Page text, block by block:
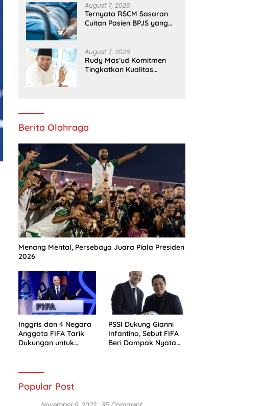
August 7, 2026
Ternyata RSCM Sasaran
Cuitan Pasien BPJS yang
August 7, 2026
Rudy Mas’ud Komitmen
Tingkatkan Kualitas
Berita Olahraga
Menang Mental, Persebaya Juara Piala Presiden
2026
Inggris dan 4 Negara
Anggota FIFA Tarik
Dukungan untuk
PSSI Dukung Gianni
Infantino, Sebut FIFA
Beri Dampak Nyata
Popular Post